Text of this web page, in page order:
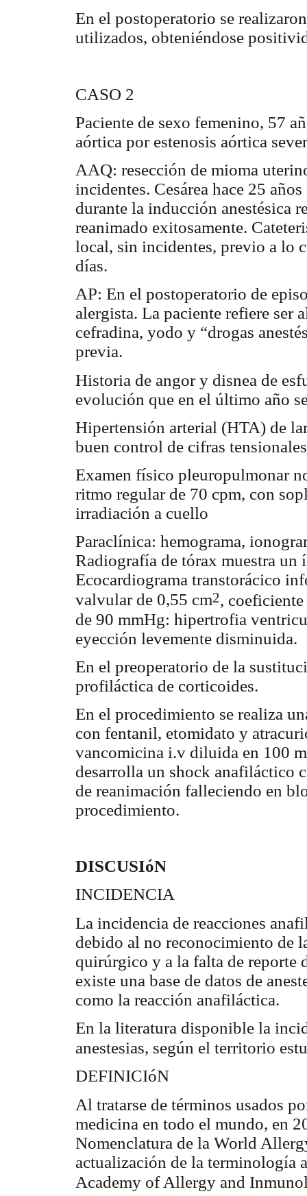
En el postoperatorio se
utilizados, obteniéndose
CASO 2
Paciente de sexo femenino, 57
aórtica por estenosis aórtica
AAQ: resección de mioma
incidentes. Cesárea hace 25
durante la inducción anestésica
reanimado exitosamente.
local, sin incidentes, previo a lo
días.
AP: En el postoperatorio de
alergista. La paciente refiere
cefradina, yodo y “drogas
previa.
Historia de angor y disnea de
evolución que en el último año
Hipertensión arterial (HTA) de
buen control de cifras
Examen físico pleuropulmonar
ritmo regular de 70 cpm, con
irradiación a cuello
Paraclínica: hemograma,
Radiografía de tórax muestra
Ecocardiograma transtorácico
valvular de 0,55 cm2,
de 90 mmHg: hipertrofia
eyección levemente disminuida.
En el preoperatorio de la
profiláctica de corticoides.
En el procedimiento se realiza
con fentanil, etomidato y
vancomicina i.v diluida en 100
desarrolla un shock anafiláctico
de reanimación falleciendo en
procedimiento.
DISCUSIóN
INCIDENCIA
La incidencia de reacciones
debido al no reconocimiento de
quirúrgico y a la falta de reporte
existe una base de datos de
como la reacción anafiláctica.
En la literatura disponible la
anestesias, según el territorio
DEFINICIóN
Al tratarse de términos usados
medicina en todo el mundo, en
Nomenclatura de la World
actualización de la terminología
Academy of Allergy and